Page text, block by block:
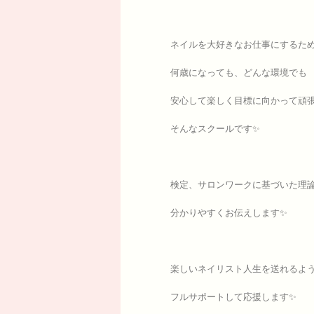
ネイルを大好きなお仕事にするた
何歳になっても、どんな環境でも
安心して楽しく目標に向かって頑
そんなスクールです✨
検定、サロンワークに基づいた理
分かりやすくお伝えします✨
楽しいネイリスト人生を送れるよう
フルサポートして応援します✨